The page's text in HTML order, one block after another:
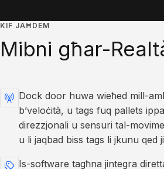
KIF JAĦDEM
Mibni għar-
Dock door huwa wieħed mill-
b’veloċità, u tags fuq pallets
direzzjonali u sensuri tal-
u li jaqbad biss tags li jkunu qed
Is-software tagħna jintegra